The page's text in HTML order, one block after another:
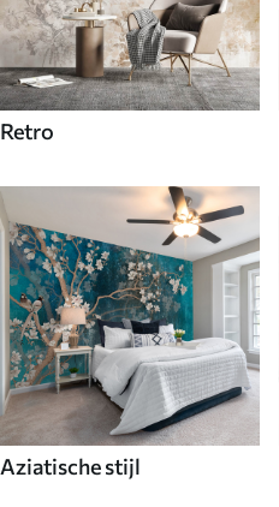
Retro
Aziatische stijl